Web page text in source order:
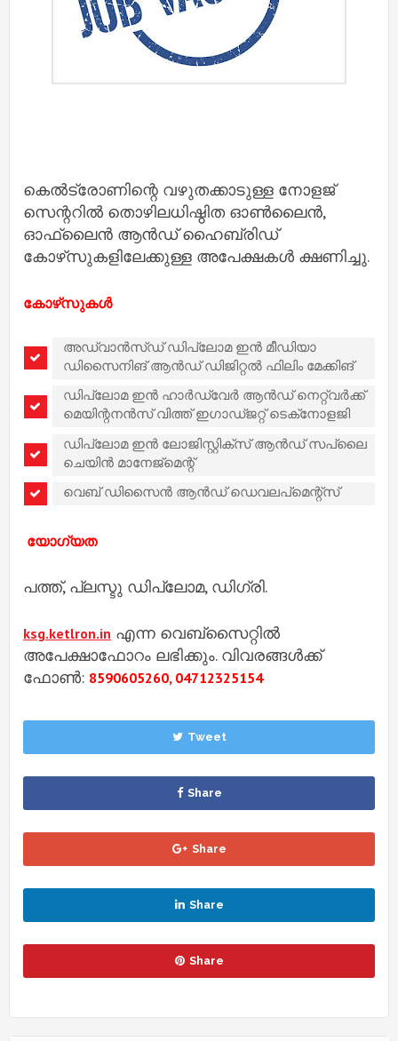
കെൽട്രോണിന്റെ വഴുതക്കാടുള്ള നോളജ്
സെന്ററിൽ തൊഴിലധിഷ്ഠിത ഓൺലൈൻ,
ഓഫ്‌ലൈൻ ആൻഡ് ഹൈബ്രിഡ്
കോഴ്‌സുകളിലേക്കുള്ള അപേക്ഷകൾ ക്ഷണിച്ചു.
കോഴ്‌സുകൾ
അഡ്വാൻസ്ഡ് ഡിപ്ലോമ ഇൻ മീഡിയാ
ഡിസൈനിങ് ആൻഡ് ഡിജിറ്റൽ ഫിലിം മേക്കിങ്
ഡിപ്ലോമ ഇൻ ഹാർഡ്‌വേർ ആൻഡ് നെറ്റ്‌വർക്ക്
മെയിന്റനൻസ് വിത്ത് ഇഗാഡ്ജറ്റ് ടെക്‌നോളജി
ഡിപ്ലോമ ഇൻ ലോജിസ്റ്റിക്‌സ് ആൻഡ് സപ്ലൈ
ചെയിൻ മാനേജ്‌മെന്റ്
വെബ് ഡിസൈൻ ആൻഡ് ഡെവലപ്‌മെന്റ്‌സ്
യോഗ്യത
പത്ത്, പ്ലസ്ടു ഡിപ്ലോമ, ഡിഗ്രി.
ksg.ketlron.in എന്ന വെബ്‌സൈറ്റിൽ
അപേക്ഷാഫോറം ലഭിക്കും. വിവരങ്ങൾക്ക്
ഫോൺ: 8590605260, 04712325154
Tweet
Share
Share
Share
Share